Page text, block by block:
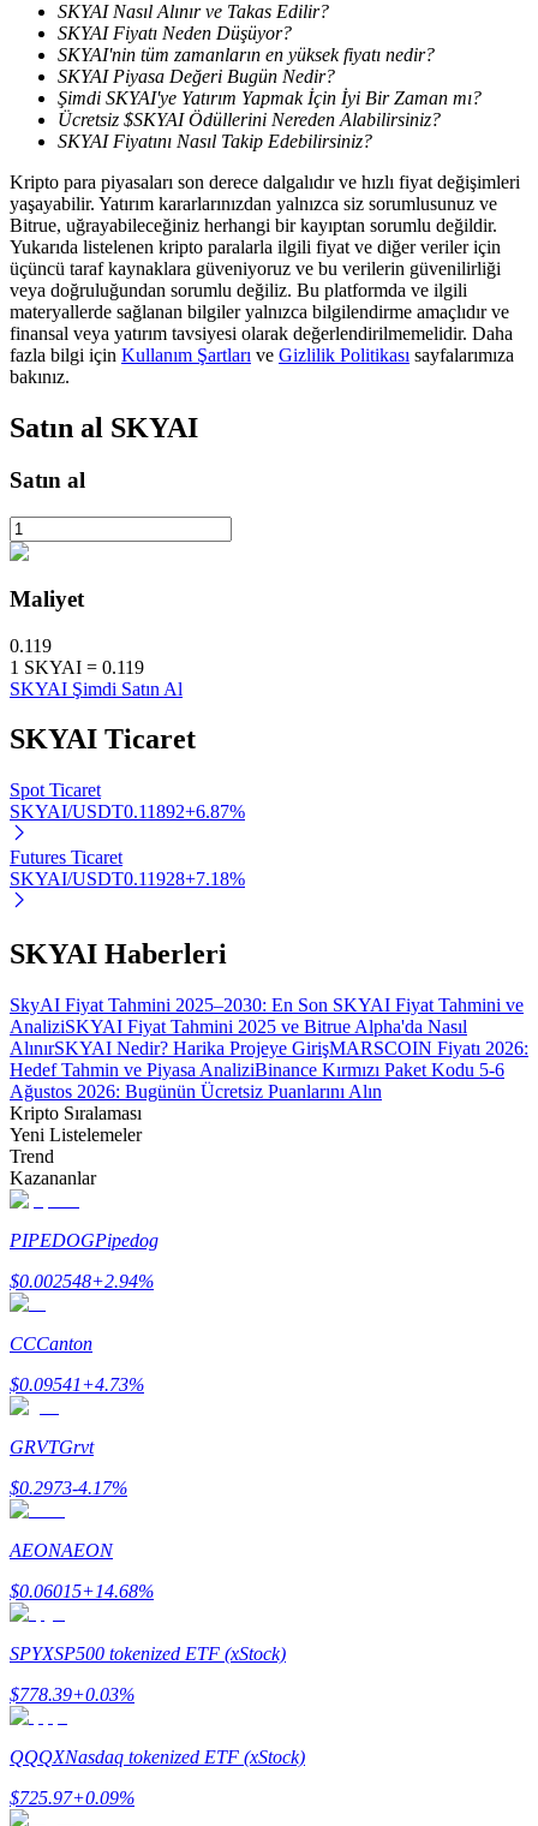
BTR Kilitleme
BTR sahiplerine özel yatırımlar
Krediler
Uzun vadeli kâr ve esnek çıkarlar elde edin
Bitrue
AI
Yönlendirme
Arkadaşını davet et, nakit ödüller kazan
SKYAI Nasıl Alınır ve Takas Edilir?
SKYAI Fiyatı Neden Düşüyor?
SKYAI'nin tüm zamanların en yüksek fiyatı nedir?
SKYAI Piyasa Değeri Bugün Nedir?
Şimdi SKYAI'ye Yatırım Yapmak İçin İyi Bir Zaman mı?
Ücretsiz $SKYAI Ödüllerini Nereden Alabilirsiniz?
SKYAI Fiyatını Nasıl Takip Edebilirsiniz?
Kripto para piyasaları son derece dalgalıdır ve hızlı fiyat değişimleri
yaşayabilir. Yatırım kararlarınızdan yalnızca siz sorumlusunuz ve
Bitrue, uğrayabileceğiniz herhangi bir kayıptan sorumlu değildir.
Yukarıda listelenen kripto paralarla ilgili fiyat ve diğer veriler için
üçüncü taraf kaynaklara güveniyoruz ve bu verilerin güvenilirliği
veya doğruluğundan sorumlu değiliz. Bu platformda ve ilgili
materyallerde sağlanan bilgiler yalnızca bilgilendirme amaçlıdır ve
finansal veya yatırım tavsiyesi olarak değerlendirilmemelidir. Daha
fazla bilgi için Kullanım Şartları ve Gizlilik Politikası sayfalarımıza
bakınız.
Satın al SKYAI
Satın al
Maliyet
0.119
1 SKYAI = 0.119
SKYAI Şimdi Satın Al
SKYAI Ticaret
Spot Ticaret
SKYAI/USDT0.11892+6.87%
Futures Ticaret
SKYAI/USDT0.11928+7.18%
SKYAI Haberleri
SkyAI Fiyat Tahmini 2025–2030: En Son SKYAI Fiyat Tahmini ve
AnaliziSKYAI Fiyat Tahmini 2025 ve Bitrue Alpha'da Nasıl
AlınırSKYAI Nedir? Harika Projeye GirişMARSCOIN Fiyatı 2026:
Hedef Tahmin ve Piyasa AnaliziBinance Kırmızı Paket Kodu 5-6
Ağustos 2026: Bugünün Ücretsiz Puanlarını Alın
Kripto Sıralaması
Yeni Listelemeler
Trend
Kazananlar
PIPEDOGPipedog
$0.002548+2.94%
CCCanton
$0.09541+4.73%
GRVTGrvt
$0.2973-4.17%
AEONAEON
$0.06015+14.68%
SPYXSP500 tokenized ETF (xStock)
$778.39+0.03%
QQQXNasdaq tokenized ETF (xStock)
$725.97+0.09%